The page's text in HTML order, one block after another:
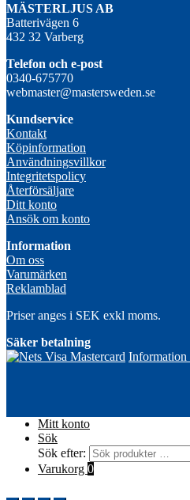
MÄSTERLJUS AB
Batterivägen 6
432 32 Varberg
Telefon och e-post
0340-675770
webmaster@mastersweden.se
Kundservice
Kontakt
Köpinformation
Användningsvillkor
Integritetspolicy
Återförsäljare
Ditt konto
Ansök om konto
Information
Om oss
Varumärken
Reklamblad
Priser anges i SEK exkl moms.
Säker betalning
Information
Mitt konto
Sök
Sök efter:
Varukorg 0